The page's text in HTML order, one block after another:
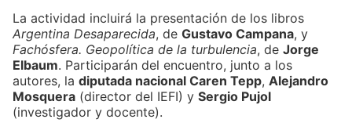
La actividad incluirá la presentación de los libros
Argentina Desaparecida, de Gustavo Campana, y
Fachósfera. Geopolítica de la turbulencia, de Jorge
Elbaum. Participarán del encuentro, junto a los
autores, la diputada nacional Caren Tepp, Alejandro
Mosquera (director del IEFI) y Sergio Pujol
(investigador y docente).